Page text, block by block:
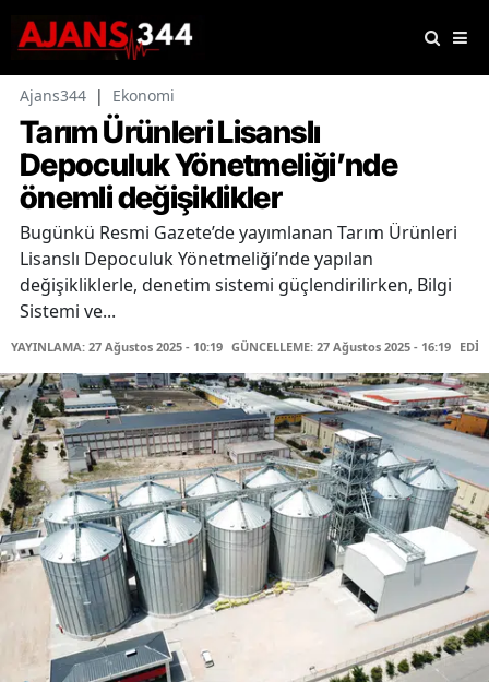
Ajans344 | Ekonomi
Tarım Ürünleri Lisanslı
Depoculuk Yönetmeliği’nde
önemli değişiklikler
Bugünkü Resmi Gazete’de yayımlanan Tarım Ürünleri
Lisanslı Depoculuk Yönetmeliği’nde yapılan
değişikliklerle, denetim sistemi güçlendirilirken, Bilgi
Sistemi ve...
YAYINLAMA: 27 Ağustos 2025 - 10:19 GÜNCELLEME: 27 Ağustos 2025 - 16:19